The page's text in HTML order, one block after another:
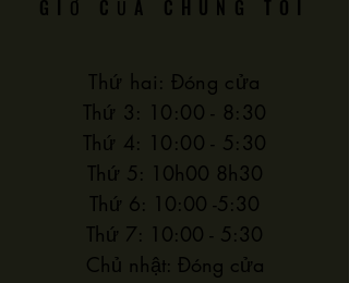
GIỜ CỦA CHÚNG TÔI
Thứ hai: Đóng cửa
Thứ 3: 10:00 - 8:30
Thứ 4: 10:00 - 5:30
Thứ 5: 10h00 8h30
Thứ 6: 10:00 -5:30
Thứ 7: 10:00 - 5:30
Chủ nhật: Đóng cửa